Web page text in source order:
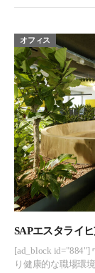
イスでもあるので
フィスがどのよう
み合わせたもので
たアイテムを取り
ンメトリーな部分
した。ジャイプー
を多用し、半貴石
トは、単にオーダ
ン州の職人を雇用
を与えるとともに
するという、素晴らし
心の強いオフィス
ということを明確に表明してい
カフェスペース カフェスペース ワークスペース
共同でつくりました。 私たちは都市を作りたかったのです
ン、折衷的な特徴
中に入るデザイン
ーホーシックのデ
インをすることに
らも、建物内の方
は、4階建ての開口
の垂直通路を設け
建物、ひとつのキ
す。 2つ目のインスピレーションの源は、テルアビブのバウハウス、ホ
ワイトシティなの
学模様や「ストリップ
ト全体は、パブリ
親密なワークプレ
大きく、いつでもその
もので、建物全体
と創造のための様
してこの建築への憧れを創り
オフィス
SAPエスタライ
ス – オーストリ
[ad_block id="884"] ウィーンのSAPエスタライヒ支社のデザインは、よ
り健康的な職場環